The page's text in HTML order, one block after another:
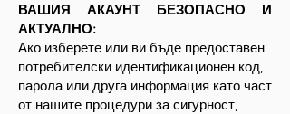
ВАШИЯ АКАУНТ БЕЗОПАСНО И
АКТУАЛНО:
Ако изберете или ви бъде предоставен
потребителски идентификационен код,
парола или друга информация като част
от нашите процедури за сигурност,